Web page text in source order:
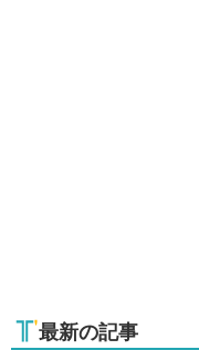
最新の記事